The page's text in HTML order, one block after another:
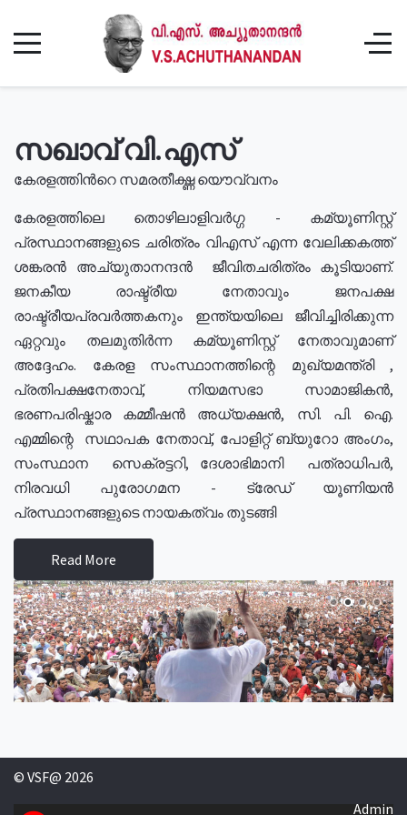
സഖാവ് വി.എസ്
കേരളത്തിൻറെ സമരതീക്ഷ്ണ യൌവ്വനം
കേരളത്തിലെ തൊഴിലാളിവർഗ്ഗ - കമ്യൂണിസ്റ്റ്
പ്രസ്ഥാനങ്ങളുടെ ചരിത്രം വിഎസ് എന്ന വേലിക്കകത്ത്
ശങ്കരൻ അച്യുതാനന്ദൻ ജീവിതചരിത്രം കൂടിയാണ്.
ജനകീയ രാഷ്ട്രീയ നേതാവും ജനപക്ഷ
രാഷ്ട്രീയപ്രവർത്തകനും ഇന്ത്യയിലെ ജീവിച്ചിരിക്കുന്ന
ഏറ്റവും തലമുതിർന്ന കമ്യൂണിസ്റ്റ് നേതാവുമാണ്
അദ്ദേഹം. കേരള സംസ്ഥാനത്തിന്റെ മുഖ്യമന്ത്രി ,
പ്രതിപക്ഷനേതാവ്, നിയമസഭാ സാമാജികൻ,
ഭരണപരിഷ്കാര കമ്മീഷൻ അധ്യക്ഷൻ, സി. പി. ഐ.
എമ്മിന്റെ സഥാപക നേതാവ്, പോളിറ്റ് ബ്യുറോ അംഗം,
സംസ്ഥാന സെക്രട്ടറി, ദേശാഭിമാനി പത്രാധിപർ,
നിരവധി പുരോഗമന - ട്രേഡ് യൂണിയൻ
പ്രസ്ഥാനങ്ങളുടെ നായകത്വം തുടങ്ങി
Read More
© VSF@ 2026
Admin